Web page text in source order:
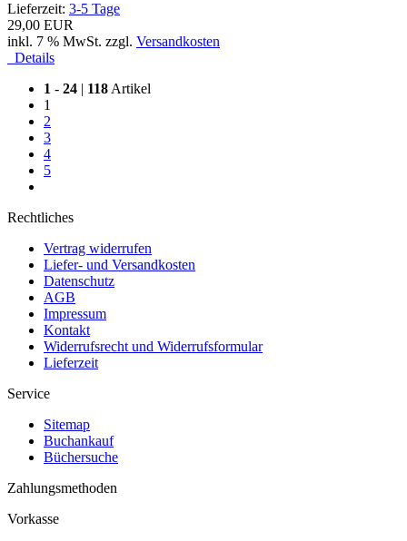
Lieferzeit: 3-5 Tage
29,00 EUR
inkl. 7 % MwSt. zzgl. Versandkosten
Details
1 - 24 | 118 Artikel
1
2
3
4
5
Rechtliches
Vertrag widerrufen
Liefer- und Versandkosten
Datenschutz
AGB
Impressum
Kontakt
Widerrufsrecht und Widerrufsformular
Lieferzeit
Service
Sitemap
Buchankauf
Büchersuche
Zahlungsmethoden
Vorkasse